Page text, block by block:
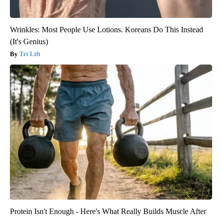
Wrinkles: Most People Use Lotions. Koreans Do This Instead
(It's Genius)
Tri Lift
Protein Isn't Enough - Here's What Really Builds Muscle After